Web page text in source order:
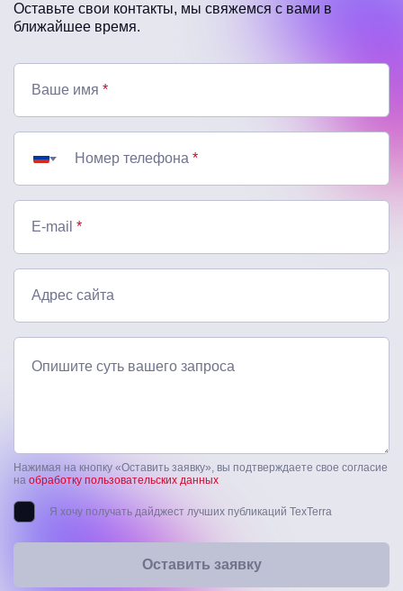
Оставьте свои контакты, мы свяжемся с вами в
ближайшее время.
Ваше имя *
Номер телефона *
E-mail *
Адрес сайта
Опишите суть вашего запроса
Нажимая на кнопку «Оставить заявку», вы подтверждаете свое согласие
на обработку пользовательских данных
Я хочу получать дайджест лучших публикаций TexTerra
Оставить заявку